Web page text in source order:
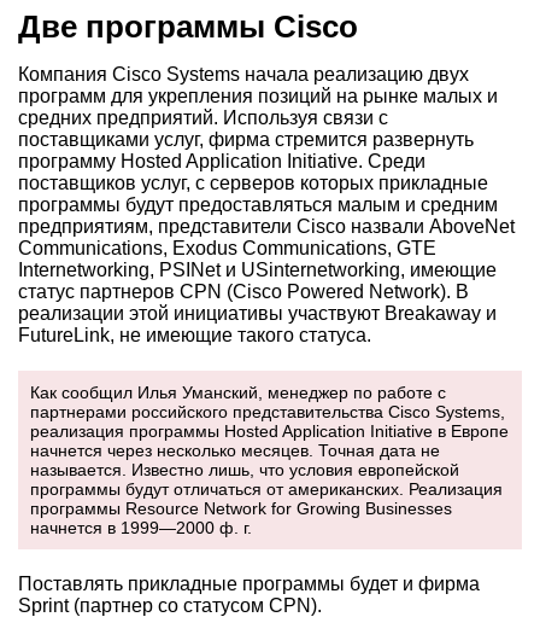
Две программы Cisco
Компания Cisco Systems начала реализацию двух
программ для укрепления позиций на рынке малых и
средних предприятий. Используя связи с
поставщиками услуг, фирма стремится развернуть
программу Hosted Application Initiative. Среди
поставщиков услуг, с серверов которых прикладные
программы будут предоставляться малым и средним
предприятиям, представители Cisco назвали AboveNet
Communications, Exodus Communications, GTE
Internetworking, PSINet и USinternetworking, имеющие
статус партнеров CPN (Cisco Powered Network). В
реализации этой инициативы участвуют Breakaway и
FutureLink, не имеющие такого статуса.
Как сообщил Илья Уманский, менеджер по работе с
партнерами российского представительства Cisco Systems,
реализация программы Hosted Application Initiative в Европе
начнется через несколько месяцев. Точная дата не
называется. Известно лишь, что условия европейской
программы будут отличаться от американских. Реализация
программы Resource Network for Growing Businesses
начнется в 1999—2000 ф. г.
Поставлять прикладные программы будет и фирма
Sprint (партнер со статусом CPN).